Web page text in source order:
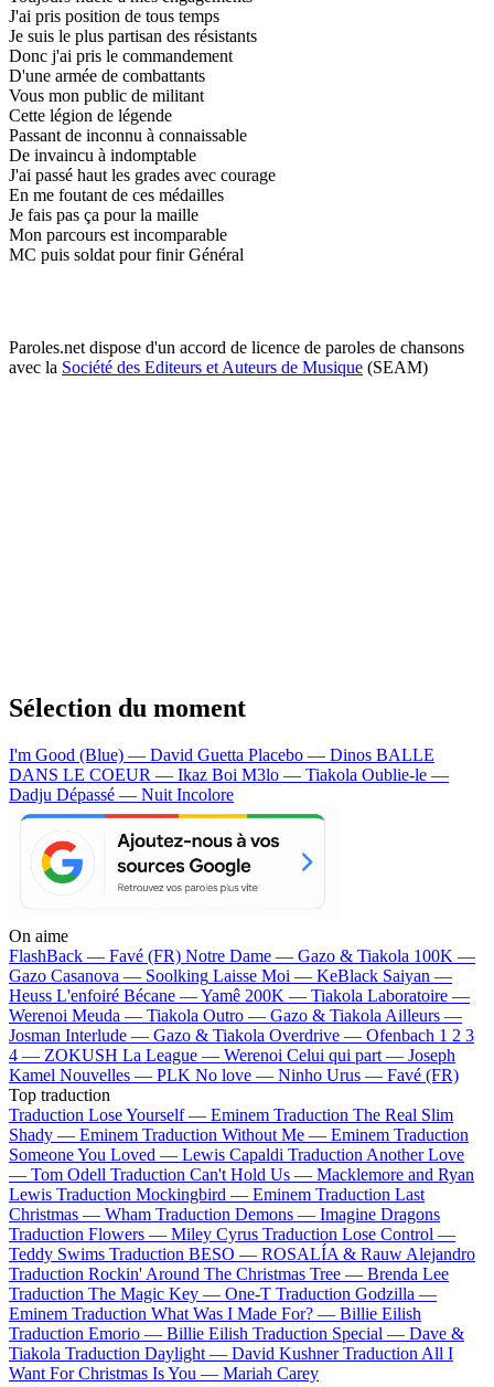
J'ai pris position de tous temps
Je suis le plus partisan des résistants
Donc j'ai pris le commandement
D'une armée de combattants
Vous mon public de militant
Cette légion de légende
Passant de inconnu à connaissable
De invaincu à indomptable
J'ai passé haut les grades avec courage
En me foutant de ces médailles
Je fais pas ça pour la maille
Mon parcours est incomparable
MC puis soldat pour finir Général
Paroles.net dispose d'un accord de licence de paroles de chansons
avec la Société des Editeurs et Auteurs de Musique (SEAM)
Sélection du moment
I'm Good (Blue) — David Guetta Placebo — Dinos BALLE
DANS LE COEUR — Ikaz Boi M3lo — Tiakola Oublie-le —
Dadju Dépassé — Nuit Incolore
On aime
FlashBack — Favé (FR) Notre Dame — Gazo & Tiakola 100K —
Gazo Casanova — Soolking Laisse Moi — KeBlack Saiyan —
Heuss L'enfoiré Bécane —Yamê 200K — Tiakola Laboratoire —
Werenoi Meuda — Tiakola Outro — Gazo & Tiakola Ailleurs —
Josman Interlude — Gazo & Tiakola Overdrive — Ofenbach 1 2 3
4 — ZOKUSH La League — Werenoi Celui qui part — Joseph
Kamel Nouvelles — PLK No love — Ninho Urus — Favé (FR)
Top traduction
Traduction Lose Yourself — Eminem Traduction The Real Slim
Shady — Eminem Traduction Without Me — Eminem Traduction
Someone You Loved — Lewis Capaldi Traduction Another Love
— Tom Odell Traduction Can't Hold Us — Macklemore and Ryan
Lewis Traduction Mockingbird — Eminem Traduction Last
Christmas — Wham Traduction Demons — Imagine Dragons
Traduction Flowers — Miley Cyrus Traduction Lose Control —
Teddy Swims Traduction BESO — ROSALÍA & Rauw Alejandro
Traduction Rockin' Around The Christmas Tree — Brenda Lee
Traduction The Magic Key — One-T Traduction Godzilla —
Eminem Traduction What Was I Made For? — Billie Eilish
Traduction Emorio — Billie Eilish Traduction Special — Dave &
Tiakola Traduction Daylight — David Kushner Traduction All I
Want For Christmas Is You — Mariah Carey